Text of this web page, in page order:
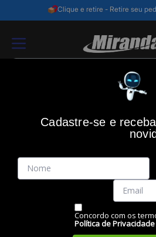
Clique e retire - Retire seu
Teclado Gamer Cynosa Lite, Padrão
Vendido e Entregue por:
Cadastre-se e
Concordo com os
Política de Privacidade